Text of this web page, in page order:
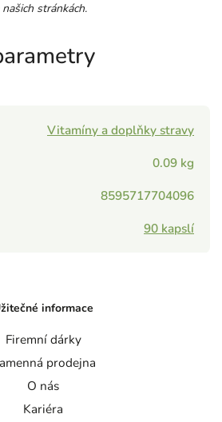
stránkách.
Vitamíny a doplňky stravy
0.09 kg
8595717704096
90 kapslí
informace
Firemní dárky
prodejna
O nás
Kariéra